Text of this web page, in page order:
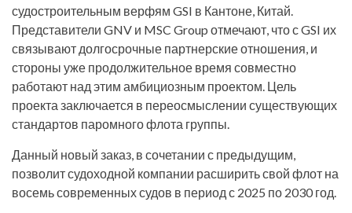
судостроительным верфям GSI в Кантоне, Китай.
Представители GNV и MSC Group отмечают, что с GSI их
связывают долгосрочные партнерские отношения, и
стороны уже продолжительное время совместно
работают над этим амбициозным проектом. Цель
проекта заключается в переосмыслении существующих
стандартов паромного флота группы.
Данный новый заказ, в сочетании с предыдущим,
позволит судоходной компании расширить свой флот на
восемь современных судов в период с 2025 по 2030 год.